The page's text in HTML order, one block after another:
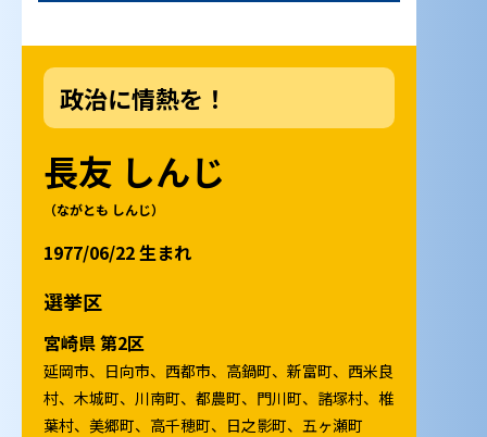
政治に情熱を！
長友 しんじ
（ながとも しんじ）
1977/06/22 生まれ
選挙区
宮崎県 第2区
延岡市、日向市、西都市、高鍋町、新富町、西米良
村、木城町、川南町、都農町、門川町、諸塚村、椎
葉村、美郷町、高千穂町、日之影町、五ヶ瀬町